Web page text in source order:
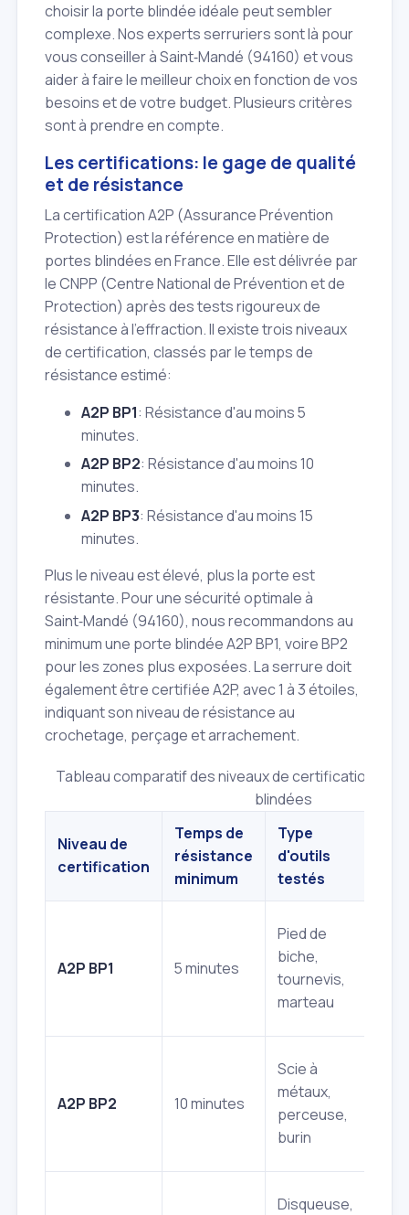
choisir la porte blindée idéale peut sembler
complexe. Nos experts serruriers sont là pour
vous conseiller à Saint‑Mandé (94160) et vous
aider à faire le meilleur choix en fonction de vos
besoins et de votre budget. Plusieurs critères
sont à prendre en compte.
Les certifications: le gage de qualité
et de résistance
La certification A2P (Assurance Prévention
Protection) est la référence en matière de
portes blindées en France. Elle est délivrée par
le CNPP (Centre National de Prévention et de
Protection) après des tests rigoureux de
résistance à l'effraction. Il existe trois niveaux
de certification, classés par le temps de
résistance estimé:
A2P BP1: Résistance d'au moins 5
minutes.
A2P BP2: Résistance d'au moins 10
minutes.
A2P BP3: Résistance d'au moins 15
minutes.
Plus le niveau est élevé, plus la porte est
résistante. Pour une sécurité optimale à
Saint‑Mandé (94160), nous recommandons au
minimum une porte blindée A2P BP1, voire BP2
pour les zones plus exposées. La serrure doit
également être certifiée A2P, avec 1 à 3 étoiles,
indiquant son niveau de résistance au
crochetage, perçage et arrachement.
Tableau comparatif des niveaux de certification
blindées
Niveau de
certification
Temps de
résistance
minimum
Type
d'outils
testés
A2P BP1 5 minutes
Pied de
biche,
tournevis,
marteau
A2P BP2 10 minutes
Scie à
métaux,
perceuse,
burin
Disqueuse,